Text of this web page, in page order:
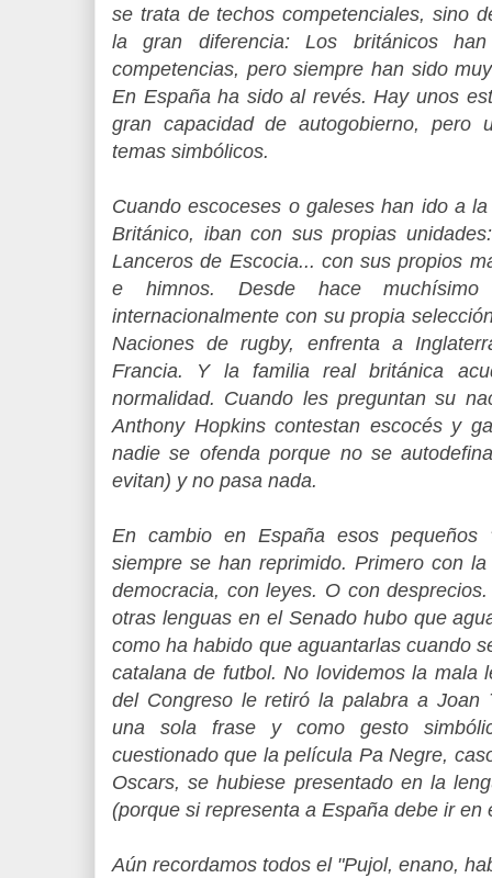
se trata de techos competenciales, sino
la gran diferencia: Los británicos
competencias, pero siempre han sido
En España ha sido al revés. Hay unos
gran capacidad de autogobierno, pero
temas simbólicos.
Cuando escoceses o galeses han ido a
Británico, iban con sus propias
Lanceros de Escocia... con sus propios
e himnos. Desde hace muchísimo
internacionalmente con su propia
Naciones de rugby, enfrenta a
Francia. Y la familia real británica
normalidad. Cuando les preguntan su
Anthony Hopkins contestan escocés y
nadie se ofenda porque no se
evitan) y no pasa nada.
En cambio en España esos pequeños
siempre se han reprimido. Primero con
democracia, con leyes. O con
otras lenguas en el Senado hubo que
como ha habido que aguantarlas cuando
catalana de futbol. No lovidemos la mala
del Congreso le retiró la palabra a Joan
una sola frase y como gesto
cuestionado que la película Pa Negre,
Oscars, se hubiese presentado en la
(porque si representa a España debe ir en
Aún recordamos todos el "Pujol, enano,